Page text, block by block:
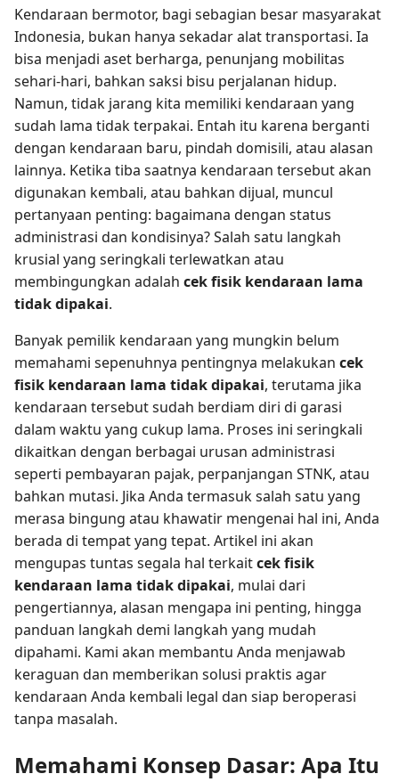
Kendaraan bermotor, bagi sebagian besar masyarakat
Indonesia, bukan hanya sekadar alat transportasi. Ia
bisa menjadi aset berharga, penunjang mobilitas
sehari-hari, bahkan saksi bisu perjalanan hidup.
Namun, tidak jarang kita memiliki kendaraan yang
sudah lama tidak terpakai. Entah itu karena berganti
dengan kendaraan baru, pindah domisili, atau alasan
lainnya. Ketika tiba saatnya kendaraan tersebut akan
digunakan kembali, atau bahkan dijual, muncul
pertanyaan penting: bagaimana dengan status
administrasi dan kondisinya? Salah satu langkah
krusial yang seringkali terlewatkan atau
membingungkan adalah cek fisik kendaraan lama
tidak dipakai.
Banyak pemilik kendaraan yang mungkin belum
memahami sepenuhnya pentingnya melakukan cek
fisik kendaraan lama tidak dipakai, terutama jika
kendaraan tersebut sudah berdiam diri di garasi
dalam waktu yang cukup lama. Proses ini seringkali
dikaitkan dengan berbagai urusan administrasi
seperti pembayaran pajak, perpanjangan STNK, atau
bahkan mutasi. Jika Anda termasuk salah satu yang
merasa bingung atau khawatir mengenai hal ini, Anda
berada di tempat yang tepat. Artikel ini akan
mengupas tuntas segala hal terkaitcek fisik
kendaraan lama tidak dipakai, mulai dari
pengertiannya, alasan mengapa ini penting, hingga
panduan langkah demi langkah yang mudah
dipahami. Kami akan membantu Anda menjawab
keraguan dan memberikan solusi praktis agar
kendaraan Anda kembali legal dan siap beroperasi
tanpa masalah.
Memahami Konsep Dasar: Apa Itu